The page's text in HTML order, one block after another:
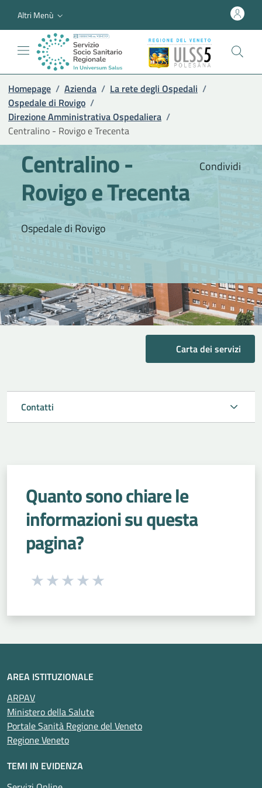
Altri Menù
Homepage / Azienda / La rete degli Ospedali /
Ospedale di Rovigo /
Direzione Amministrativa Ospedaliera /
Centralino - Rovigo e Trecenta
Condividi
Centralino -
Rovigo e Trecenta
Ospedale di Rovigo
Carta dei servizi
Contatti
Quanto sono chiare le
informazioni su questa
pagina?
Seleziona una valutazione da 1 a 5 stelle
AREA ISTITUZIONALE
ARPAV
Ministero della Salute
Portale Sanità Regione del Veneto
Regione Veneto
TEMI IN EVIDENZA